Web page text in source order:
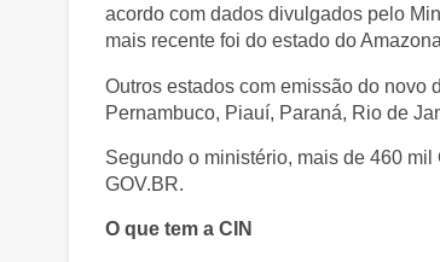
acordo com dados divulgados pelo
mais recente foi do estado do
Outros estados com emissão do novo
Pernambuco, Piauí, Paraná, Rio de
Segundo o ministério, mais de 460
GOV.BR.
O que tem a CIN